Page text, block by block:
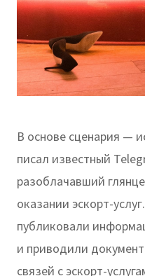
В основе сценария —
писал известный
разоблачавший
оказании эскорт-
публиковали
и приводили
связей с эскорт-